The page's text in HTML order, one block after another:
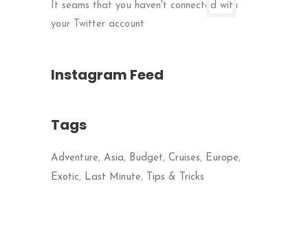
It seams that you haven't connected with
your Twitter account
Instagram Feed
Tags
Adventure Asia Budget Cruises
Europe
Exotic
Last Minute Tips & Tricks